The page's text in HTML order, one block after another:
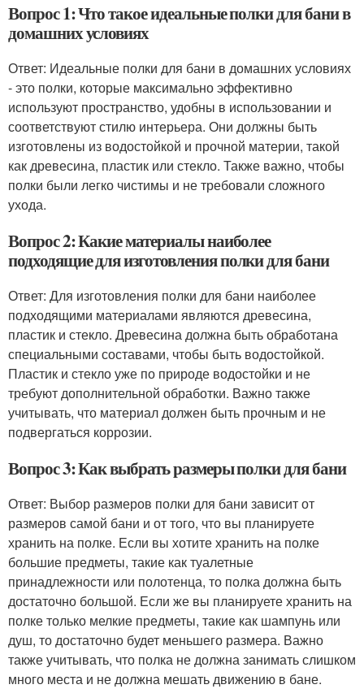
Вопрос 1: Что такое идеальные полки для бани в
домашних условиях
Ответ: Идеальные полки для бани в домашних условиях
- это полки, которые максимально эффективно
используют пространство, удобны в использовании и
соответствуют стилю интерьера. Они должны быть
изготовлены из водостойкой и прочной материи, такой
как древесина, пластик или стекло. Также важно, чтобы
полки были легко чистимы и не требовали сложного
ухода.
Вопрос 2: Какие материалы наиболее
подходящие для изготовления полки для бани
Ответ: Для изготовления полки для бани наиболее
подходящими материалами являются древесина,
пластик и стекло. Древесина должна быть обработана
специальными составами, чтобы быть водостойкой.
Пластик и стекло уже по природе водостойки и не
требуют дополнительной обработки. Важно также
учитывать, что материал должен быть прочным и не
подвергаться коррозии.
Вопрос 3: Как выбрать размеры полки для бани
Ответ: Выбор размеров полки для бани зависит от
размеров самой бани и от того, что вы планируете
хранить на полке. Если вы хотите хранить на полке
большие предметы, такие как туалетные
принадлежности или полотенца, то полка должна быть
достаточно большой. Если же вы планируете хранить на
полке только мелкие предметы, такие как шампунь или
душ, то достаточно будет меньшего размера. Важно
также учитывать, что полка не должна занимать слишком
много места и не должна мешать движению в бане.